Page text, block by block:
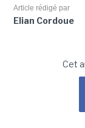
Article rédigé par
Elian Cordoue
Cet